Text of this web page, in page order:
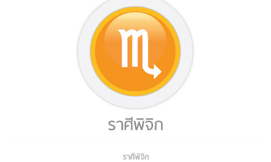
ราศีพิจิก